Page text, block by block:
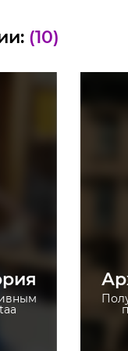
(10)
без